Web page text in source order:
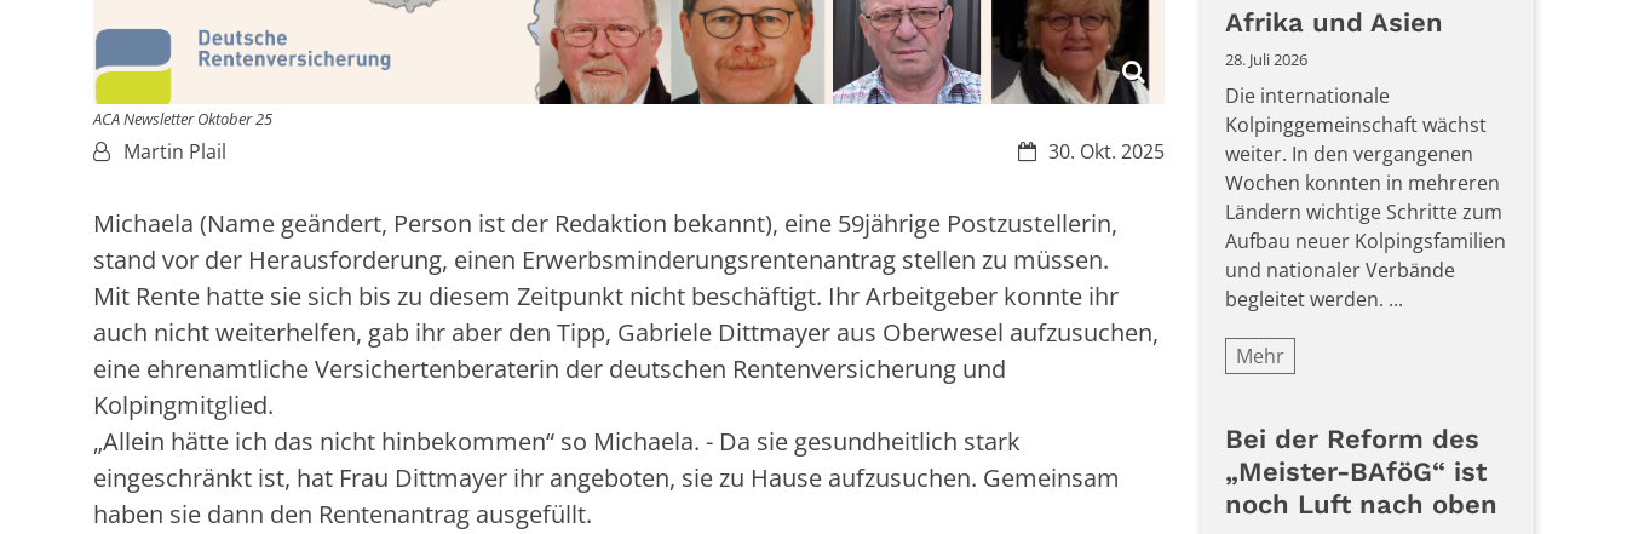
ACA Newsletter Oktober 25
Datum:
30. Okt. 2025
Von:Martin Plail
Michaela (Name geändert, Person ist der Redaktion bekannt), eine 59jährige Postzustellerin,
stand vor der Herausforderung, einen Erwerbsminderungsrentenantrag stellen zu müssen.
Mit Rente hatte sie sich bis zu diesem Zeitpunkt nicht beschäftigt. Ihr Arbeitgeber konnte ihr
auch nicht weiterhelfen, gab ihr aber den Tipp, Gabriele Dittmayer aus Oberwesel aufzusuchen,
eine ehrenamtliche Versichertenberaterin der deutschen Rentenversicherung und
Kolpingmitglied.
„Allein hätte ich das nicht hinbekommen“ so Michaela. - Da sie gesundheitlich stark
eingeschränkt ist, hat Frau Dittmayer ihr angeboten, sie zu Hause aufzusuchen. Gemeinsam
haben sie dann den Rentenantrag ausgefüllt.
Afrika und Asien
28. Juli 2026
Die internationale
Kolpinggemeinschaft wächst
weiter. In den vergangenen
Wochen konnten in mehreren
Ländern wichtige Schritte zum
Aufbau neuer Kolpingsfamilien
und nationaler Verbände
begleitet werden. ...
Mehr
Bei der Reform des
„Meister-BAföG“ ist
noch Luft nach oben